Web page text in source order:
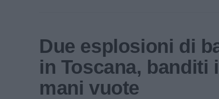
Due esplosioni di
in Toscana, banditi
mani vuote